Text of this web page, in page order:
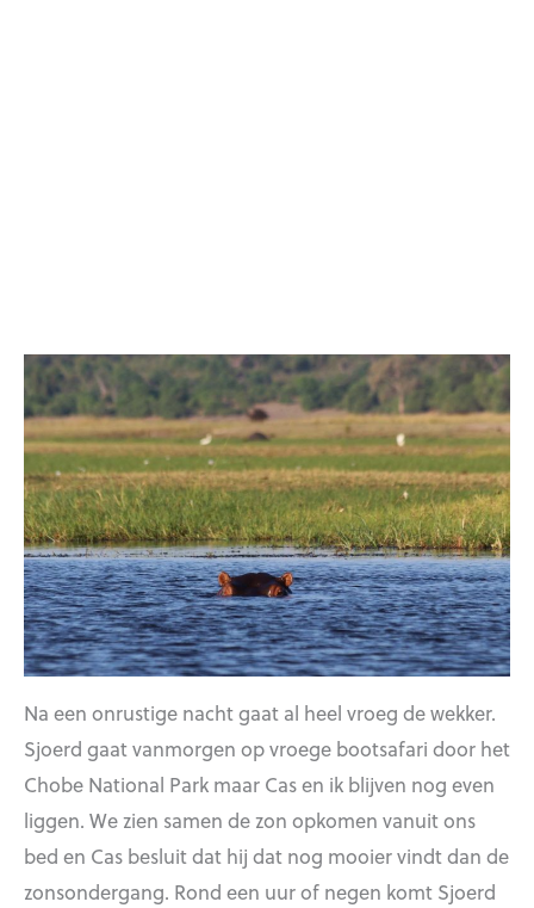
Na een onrustige nacht gaat al heel vroeg de wekker.
Sjoerd gaat vanmorgen op vroege bootsafari door het
Chobe National Park maar Cas en ik blijven nog even
liggen. We zien samen de zon opkomen vanuit ons
bed en Cas besluit dat hij dat nog mooier vindt dan de
zonsondergang. Rond een uur of negen komt Sjoerd